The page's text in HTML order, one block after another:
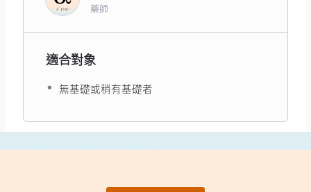
藥師
適合對象
無基礎或稍有基礎者